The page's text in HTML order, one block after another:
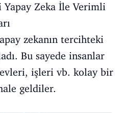
Yapay Zeka İle Verimli
zekanın tercihteki
Bu sayede insanlar
işleri vb. kolay bir
geldiler.